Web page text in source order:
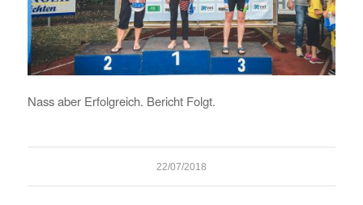
Nass aber Erfolgreich. Bericht Folgt.
22/07/2018